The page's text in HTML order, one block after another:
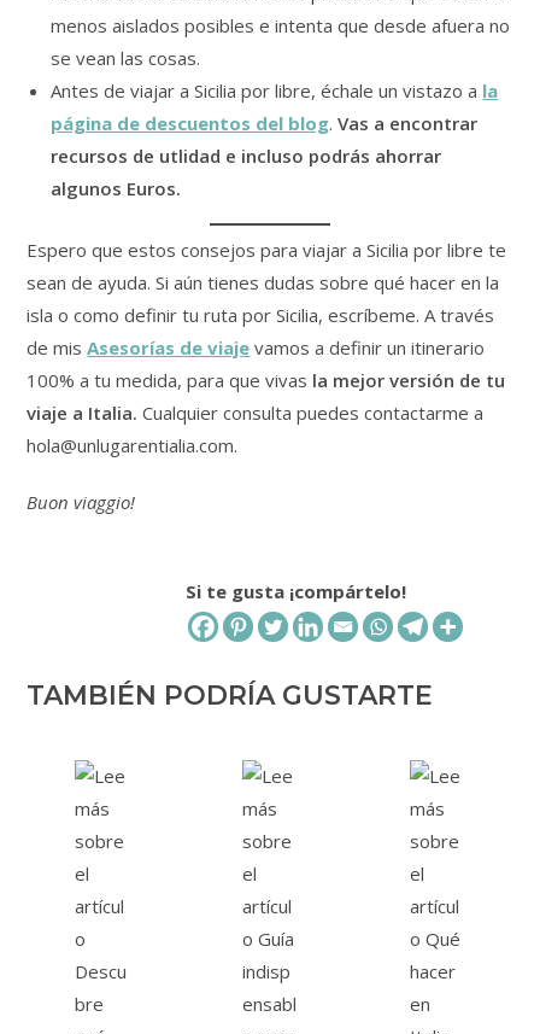
menos aislados posibles e intenta que desde afuera no
se vean las cosas.
Antes de viajar a Sicilia por libre, échale un vistazo a la
página de descuentos del blog.Vas a encontrar
recursos de utlidad e incluso podrás ahorrar
algunos Euros.
Espero que estos consejos para viajar a Sicilia por libre te
sean de ayuda. Si aún tienes dudas sobre qué hacer en la
isla o como definir tu ruta por Sicilia, escríbeme. A través
de misAsesorías de viaje vamos a definir un itinerario
100% a tu medida, para que vivas la mejor versión de tu
viaje a Italia.Cualquier consulta puedes contactarme a
hola@unlugarentialia.com.
Buon viaggio!
Si te gusta ¡compártelo!
TAMBIÉN PODRÍA GUSTARTE